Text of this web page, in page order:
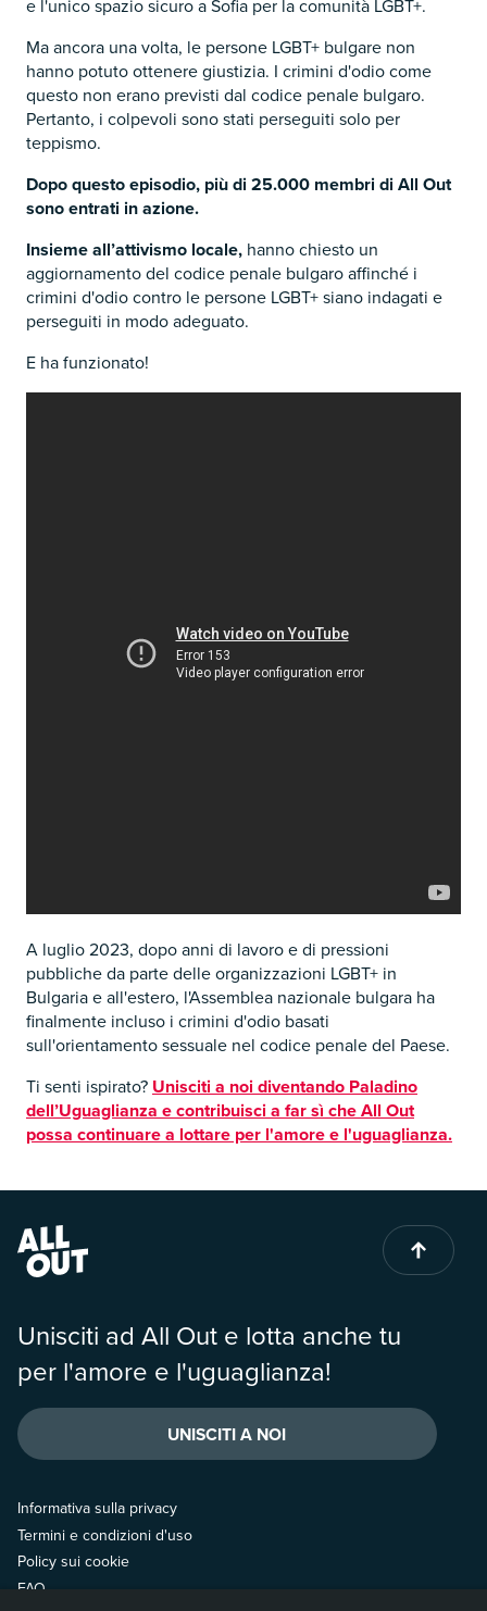
e l'unico spazio sicuro a Sofia per la comunità LGBT+.
Ma ancora una volta, le persone LGBT+ bulgare non
hanno potuto ottenere giustizia. I crimini d'odio come
questo non erano previsti dal codice penale bulgaro.
Pertanto, i colpevoli sono stati perseguiti solo per
teppismo.
Dopo questo episodio, più di 25.000 membri di All Out
sono entrati in azione.
Insieme all’attivismo locale, hanno chiesto un
aggiornamento del codice penale bulgaro affinché i
crimini d'odio contro le persone LGBT+ siano indagati e
perseguiti in modo adeguato.
E ha funzionato!
A luglio 2023, dopo anni di lavoro e di pressioni
pubbliche da parte delle organizzazioni LGBT+ in
Bulgaria e all'estero, l'Assemblea nazionale bulgara ha
finalmente incluso i crimini d'odio basati
sull'orientamento sessuale nel codice penale del Paese.
Ti senti ispirato? Unisciti a noi diventando Paladino
dell’Uguaglianza e contribuisci a far sì che All Out
possa continuare a lottare per l'amore e l'uguaglianza.
Unisciti ad All Out e lotta anche tu
per l'amore e l'uguaglianza!
UNISCITI A NOI
Informativa sulla privacy
Termini e condizioni d'uso
Policy sui cookie
FAQ